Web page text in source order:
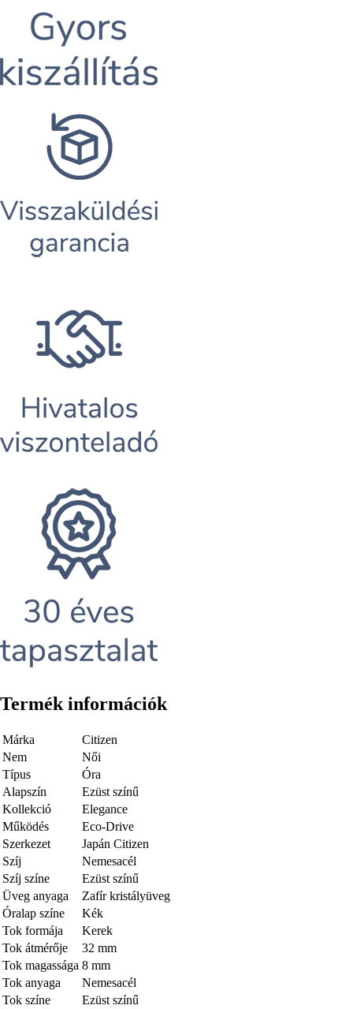
Termék információk
Márka
Citizen
Nem
Női
Típus
Óra
Alapszín
Ezüst színű
Kollekció
Elegance
Működés
Eco-Drive
Szerkezet
Japán Citizen
Szíj
Nemesacél
Szíj színe
Ezüst színű
Üveg anyaga
Zafír kristályüveg
Óralap színe
Kék
Tok formája
Kerek
Tok átmérője
32 mm
Tok magassága 8 mm
Tok anyaga
Nemesacél
Tok színe
Ezüst színű